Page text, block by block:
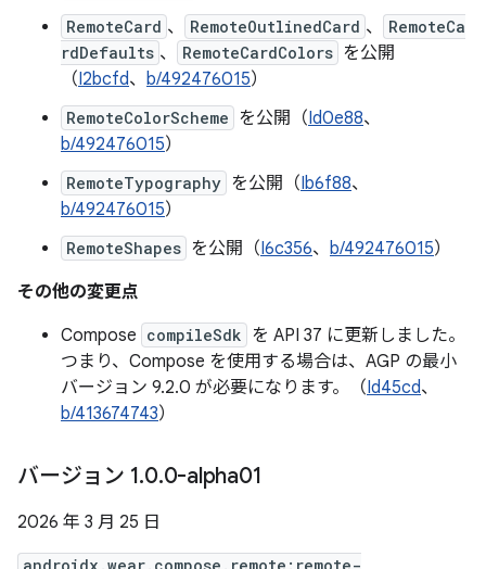
RemoteCard 、 RemoteOutlinedCard 、
RemoteCa
rdDefaults 、 RemoteCardColors を公開
（I2bcfd、 b/492476015）
RemoteColorScheme を公開（Id0e88、
b/492476015）
RemoteTypography を公開（Ib6f88、
b/492476015）
RemoteShapes を公開（I6c356、 b/492476015）
その他の変更点
Compose compileSdk を API 37 に更新しました。
つまり、Compose を使用する場合は、AGP の最小
バージョン 9.2.0 が必要になります。（Id45cd、
b/413674743）
バージョン 1.0.0-alpha01
2026 年 3 月 25 日